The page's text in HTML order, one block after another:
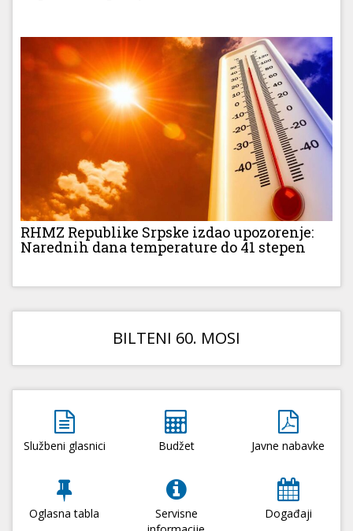
RHMZ Republike Srpske izdao upozorenje:
Narednih dana temperature do 41 stepen
BILTENI 60. MOSI
Službeni glasnici Budžet Javne nabavke
Oglasna tabla
Servisne
Događaji